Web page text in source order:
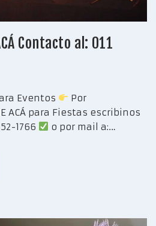
Contacto al: 011
Eventos
Por
ACÁ para Fiestas escribinos
1766
o por mail a:…